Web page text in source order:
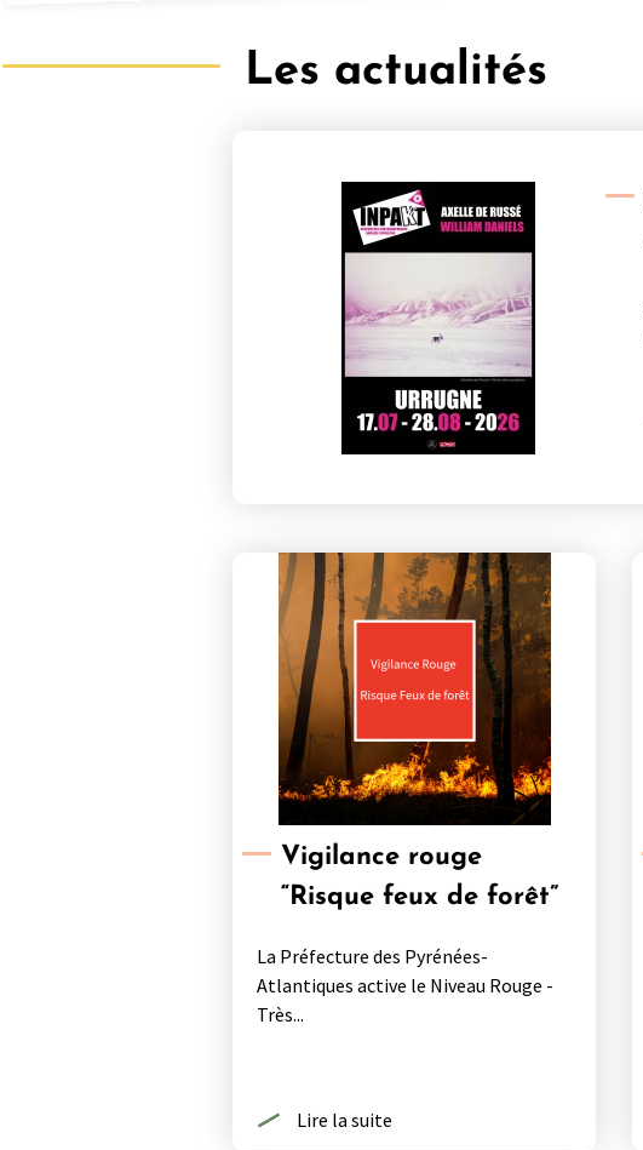
Les actualités
Vigilance rouge
“Risque feux de forêt”
La Préfecture des Pyrénées-
Atlantiques active le Niveau Rouge -
Très...
Lire la suite